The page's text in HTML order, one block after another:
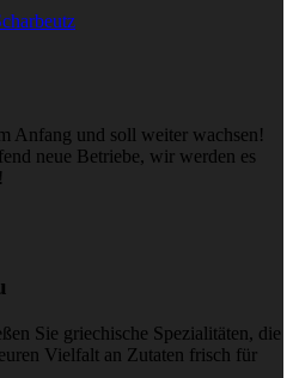
Anfang und soll weiter wachsen!
neue Betriebe, wir werden es
Sie griechische Spezialitäten, die
Vielfalt an Zutaten frisch für